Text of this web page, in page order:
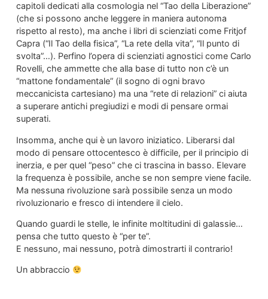
capitoli dedicati alla cosmologia nel “Tao della Liberazione”
(che si possono anche leggere in maniera autonoma
rispetto al resto), ma anche i libri di scienziati come Fritjof
Capra (“Il Tao della fisica”, “La rete della vita”, “Il punto di
svolta”…). Perfino l’opera di scienziati agnostici come Carlo
Rovelli, che ammette che alla base di tutto non c’è un
“mattone fondamentale” (il sogno di ogni bravo
meccanicista cartesiano) ma una “rete di relazioni” ci aiuta
a superare antichi pregiudizi e modi di pensare ormai
superati.
Insomma, anche qui è un lavoro iniziatico. Liberarsi dal
modo di pensare ottocentesco è difficile, per il principio di
inerzia, e per quel “peso” che ci trascina in basso. Elevare
la frequenza è possibile, anche se non sempre viene facile.
Ma nessuna rivoluzione sarà possibile senza un modo
rivoluzionario e fresco di intendere il cielo.
Quando guardi le stelle, le infinite moltitudini di galassie…
pensa che tutto questo è “per te”.
E nessuno, mai nessuno, potrà dimostrarti il contrario!
Un abbraccio